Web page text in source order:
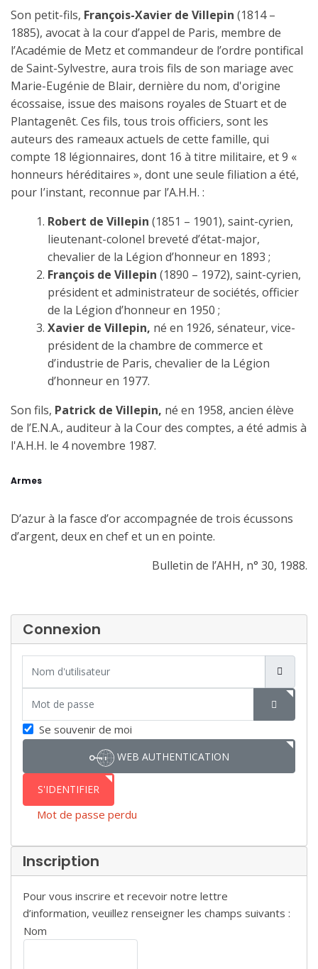
Son petit-fils, François-Xavier de Villepin (1814 –
1885), avocat à la cour d’appel de Paris, membre de
l’Académie de Metz et commandeur de l’ordre pontifical
de Saint-Sylvestre, aura trois fils de son mariage avec
Marie-Eugénie de Blair, dernière du nom, d'origine
écossaise, issue des maisons royales de Stuart et de
Plantagenêt. Ces fils, tous trois officiers, sont les
auteurs des rameaux actuels de cette famille, qui
compte 18 légionnaires, dont 16 à titre militaire, et 9 «
honneurs héréditaires », dont une seule filiation a été,
pour I’instant, reconnue par l’A.H.H. :
Robert de Villepin (1851 – 1901), saint-cyrien,
lieutenant-colonel breveté d’état-major,
chevalier de la Légion d’honneur en 1893 ;
François de Villepin (1890 – 1972), saint-cyrien,
président et administrateur de sociétés, officier
de la Légion d’honneur en 1950 ;
Xavier de Villepin, né en 1926, sénateur, vice-
président de la chambre de commerce et
d’industrie de Paris, chevalier de la Légion
d’honneur en 1977.
Son fils, Patrick de Villepin, né en 1958, ancien élève
de l’E.N.A., auditeur à la Cour des comptes, a été admis à
l'A.H.H. le 4 novem­bre 1987.
Armes
D’azur à la fasce d’or accompagnée de trois écussons
d’argent, deux en chef et un en pointe.
Bulletin de l’AHH, n° 30, 1988.
Connexion
SHOW
Se souvenir de moi
WEB AUTHENTICATION
S'IDENTIFIER
Mot de passe perdu
Inscription
Pour vous inscrire et recevoir notre lettre
d’information, veuillez renseigner les champs suivants :
Nom